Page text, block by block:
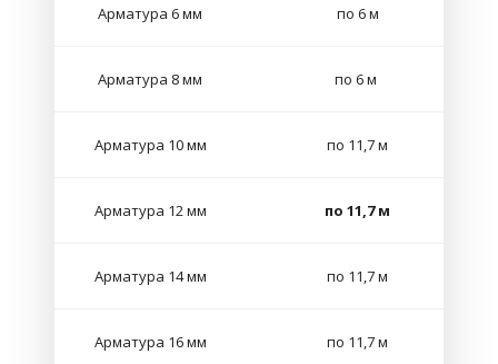
Арматура 6 мм по 6 м
Арматура 8 мм по 6 м
Арматура 10 мм по 11,7 м
Арматура 12 мм по 11,7 м
Арматура 14 мм по 11,7 м
Арматура 16 мм по 11,7 м